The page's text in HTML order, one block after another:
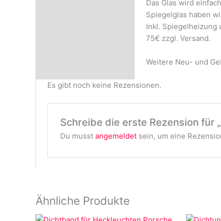
Das Glas wird
Spiegelglas haben
Inkl. Spiegelheizung
75€ zzgl. Versand.
Weitere Neu- und
Es gibt noch keine Rezensionen.
Schreibe die erste Rezension für
Du musst angemeldetsein, um eine
Ähnliche Produkte